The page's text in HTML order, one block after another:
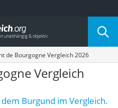
de Bourgogne Vergleich 2026
Vergleich
Burgund im Vergleich.